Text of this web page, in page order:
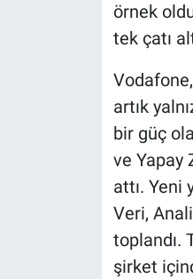
örnek
tek çatı
artık
bir güç
ve Yapay
attı. Yeni
Veri,
toplandı.
şirket